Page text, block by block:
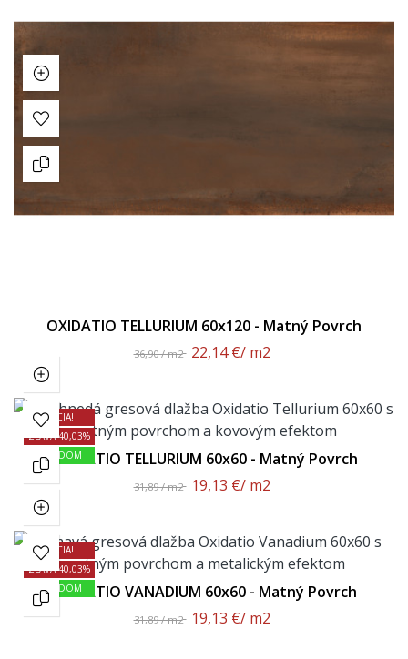
OXIDATIO TELLURIUM 60x120 - Matný Povrch
36,90 / m2 22,14 €/ m2
AKCIA!
ZĽAVA 40,03%
SKLADOMOXIDATIO TELLURIUM 60x60 - Matný Povrch
31,89 / m2 19,13 €/ m2
AKCIA!
ZĽAVA 40,03%
SKLADOMOXIDATIO VANADIUM 60x60 - Matný Povrch
31,89 / m2 19,13 €/ m2